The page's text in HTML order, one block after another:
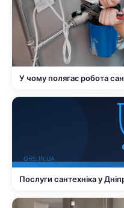
У чому полягає робота
Послуги сантехніка у